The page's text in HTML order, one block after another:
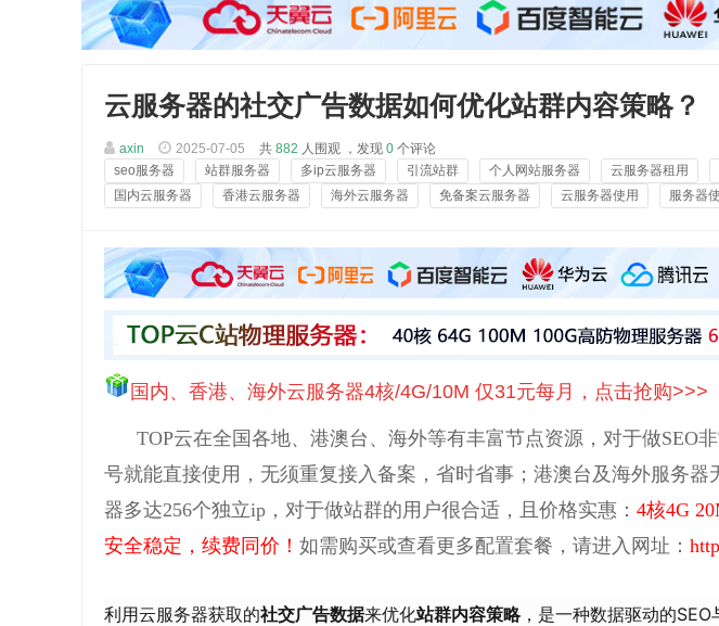
云服务器的社交广告数据如何优化站群内容策略？
axin 2025-07-05 共 882 人围观 ，发现 0 个评论
seo服务器
站群服务器 多ip云服务器 引流站群 个人网站服务器 云服务器租用
国内云服务器
香港云服务器 海外云服务器 免备案云服务器 云服务器使用 服务器
国内、香港、海外云服务器4核/4G/10M 仅31元每月，点击抢购>>>
TOP云在全国各地、港澳台、海外等有丰富节点资源，对于做SEO
号就能直接使用，无须重复接入备案，省时省事； 港澳台及海外服务器
器多达256个独立ip，对于做站群的用户很合适，且价格实惠： 4核4G
安全稳定，续费同价！ 如需购买或查看更多配置套餐，请进入网址：
利用云服务器获取的社交广告数据来优化站群内容策略，是一种数据驱动的